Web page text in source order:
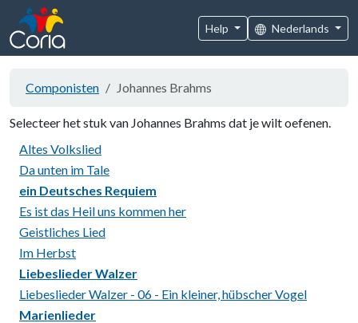
Help Nederlands
Componisten Johannes Brahms
Selecteer het stuk van Johannes Brahms dat je wilt oefenen.
Altes Volkslied
Da unten im Tale
ein Deutsches Requiem
Es ist das Heil uns kommen her
Geistliches Lied
Im Herbst
Liebeslieder Walzer
Liebeslieder Walzer - 06 - Ein kleiner, hübscher Vogel
Marienlieder